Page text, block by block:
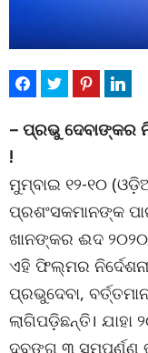
– ପ୍ରଭୁ ଦେବାଙ୍କର
!
ମୁମ୍ବାଇ ୧୨-୧୦
ପ୍ରଶଂସକମାନଙ୍କ
ଖାନଙ୍କର ଈଦ ୨୦୨୦
ଏହି ଫିଲ୍ମର
ପ୍ରଭୁଦେବା,
ଲାଗିପଡ଼ିଛନ୍ତି। ଯାହା
ଦବଙ୍ଗ ୩ ସମ୍ପୂର୍ଣ୍ଣ